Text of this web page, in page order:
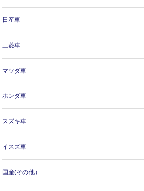
日産車
三菱車
マツダ車
ホンダ車
スズキ車
イスズ車
国産(その他）